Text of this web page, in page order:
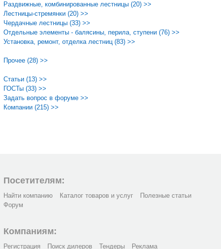
Раздвижные, комбинированные лестницы (20) >>
Лестницы-стремянки (20) >>
Чердачные лестницы (33) >>
Отдельные элементы - балясины, перила, ступени (76) >>
Установка, ремонт, отделка лестниц (83) >>
Прочее (28) >>
Статьи (13) >>
ГОСТы (33) >>
Задать вопрос в форуме >>
Компании (215) >>
Посетителям:
Найти компанию Каталог товаров и услуг
Полезные статьи
Форум
Компаниям:
Регистрация Поиск дилеров Тендеры Реклама